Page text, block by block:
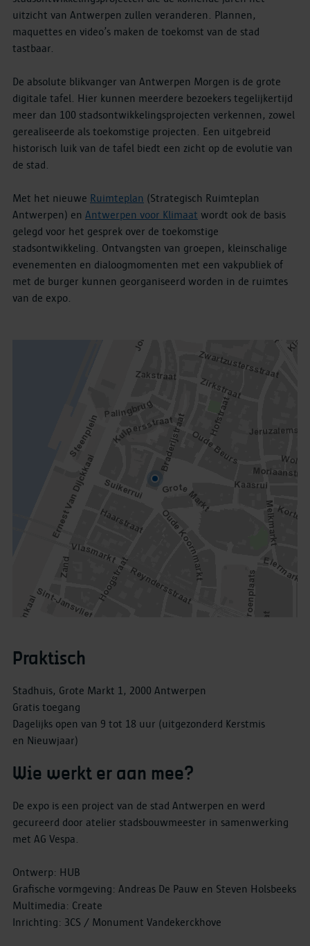
uitzicht van Antwerpen zullen veranderen. Plannen,
maquettes en video’s maken de toekomst van de stad
tastbaar.
De absolute blikvanger van Antwerpen Morgen is de grote
digitale tafel. Hier kunnen meerdere bezoekers tegelijkertijd
meer dan 100 stadsontwikkelingsprojecten verkennen, zowel
gerealiseerde als toekomstige projecten. Een uitgebreid
historisch luik van de tafel biedt een zicht op de evolutie van
de stad.
Met het nieuwe Ruimteplan (Strategisch Ruimteplan
Antwerpen) en Antwerpen voor Klimaat wordt ook de basis
gelegd voor het gesprek over de toekomstige
stadsontwikkeling. Ontvangsten van groepen, kleinschalige
evenementen en dialoogmomenten met een vakpubliek of
met de burger kunnen georganiseerd worden in de ruimtes
van de expo.
Praktisch
Stadhuis, Grote Markt 1, 2000 Antwerpen
Gratis toegang
Dagelijks open van 9 tot 18 uur (uitgezonderd Kerstmis
en Nieuwjaar)
Wie werkt er aan mee?
De expo is een project van de stad Antwerpen en werd
gecureerd door atelier stadsbouwmeester in samenwerking
met AG Vespa.
Ontwerp: HUB
Grafische vormgeving: Andreas De Pauw en Steven Holsbeeks
Multimedia: Create
Inrichting: 3CS / Monument Vandekerckhove